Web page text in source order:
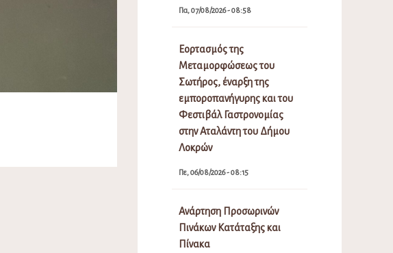
Πα, 07/08/2026 - 08:58
Εορτασμός της
Μεταμορφώσεως του
Σωτήρος, έναρξη της
εμποροπανήγυρης και του
Φεστιβάλ Γαστρονομίας
στην Αταλάντη του Δήμου
Λοκρών
Πε, 06/08/2026 - 08:15
Ανάρτηση Προσωρινών
Πινάκων Κατάταξης και
Πίνακα